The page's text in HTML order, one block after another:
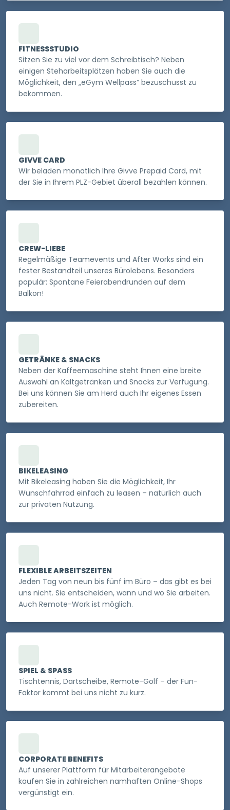
FITNESSSTUDIO
Sitzen Sie zu viel vor dem Schreibtisch? Neben
einigen Steharbeitsplätzen haben Sie auch die
Möglichkeit, den „eGym Wellpass“ bezuschusst zu
bekommen.
GIVVE CARD
Wir beladen monatlich Ihre Givve Prepaid Card, mit
der Sie in Ihrem PLZ-Gebiet überall bezahlen können.
CREW-LIEBE
Regelmäßige Teamevents und After Works sind ein
fester Bestandteil unseres Bürolebens. Besonders
populär: Spontane Feierabendrunden auf dem
Balkon!
GETRÄNKE & SNACKS
Neben der Kaffeemaschine steht Ihnen eine breite
Auswahl an Kaltgetränken und Snacks zur Verfügung.
Bei uns können Sie am Herd auch Ihr eigenes Essen
zubereiten.
BIKELEASING
Mit Bikeleasing haben Sie die Möglichkeit, Ihr
Wunschfahrrad einfach zu leasen – natürlich auch
zur privaten Nutzung.
FLEXIBLE ARBEITSZEITEN
Jeden Tag von neun bis fünf im Büro – das gibt es bei
uns nicht. Sie entscheiden, wann und wo Sie arbeiten.
Auch Remote-Work ist möglich.
SPIEL & SPASS
Tischtennis, Dartscheibe, Remote-Golf – der Fun-
Faktor kommt bei uns nicht zu kurz.
CORPORATE BENEFITS
Auf unserer Plattform für Mitarbeiterangebote
kaufen Sie in zahlreichen namhaften Online-Shops
vergünstigt ein.